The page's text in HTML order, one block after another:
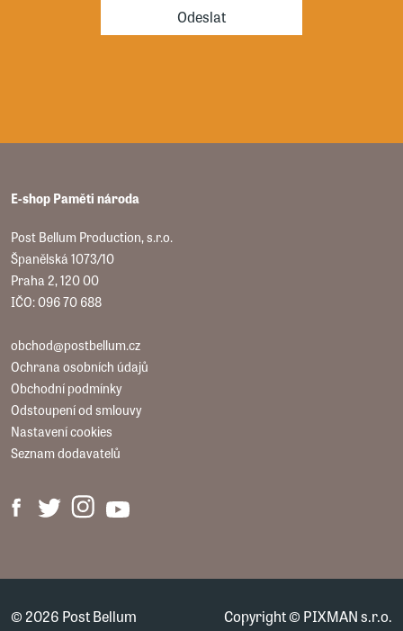
Odeslat
E-shop Paměti národa
Post Bellum Production, s.r.o.
Španělská 1073/10
Praha 2, 120 00
IČO: 096 70 688
obchod@postbellum.cz
Ochrana osobních údajů
Obchodní podmínky
Odstoupení od smlouvy
Nastavení cookies
Seznam dodavatelů
© 2026 Post Bellum
Copyright © PIXMAN s.r.o.